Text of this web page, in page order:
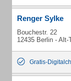
Renger Sylke
Bouchestr. 22
12435 Berlin - Alt-
Gratis-